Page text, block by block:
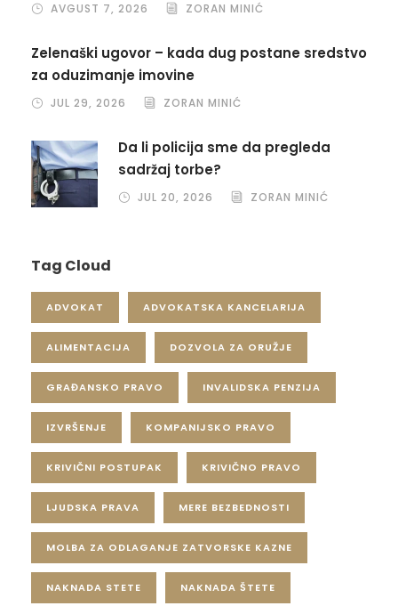
AVGUST 7, 2026 ZORAN MINIĆ
Zelenaški ugovor – kada dug postane sredstvo
za oduzimanje imovine
JUL 29, 2026 ZORAN MINIĆ
Da li policija sme da pregleda
sadržaj torbe?
JUL 20, 2026 ZORAN MINIĆ
Tag Cloud
ADVOKAT ADVOKATSKA KANCELARIJA
ALIMENTACIJA DOZVOLA ZA ORUŽJE
GRAĐANSKO PRAVO INVALIDSKA PENZIJA
IZVRŠENJE KOMPANIJSKO PRAVO
KRIVIČNI POSTUPAK KRIVIČNO PRAVO
LJUDSKA PRAVA MERE BEZBEDNOSTI
MOLBA ZA ODLAGANJE ZATVORSKE KAZNE
NAKNADA STETE NAKNADA ŠTETE